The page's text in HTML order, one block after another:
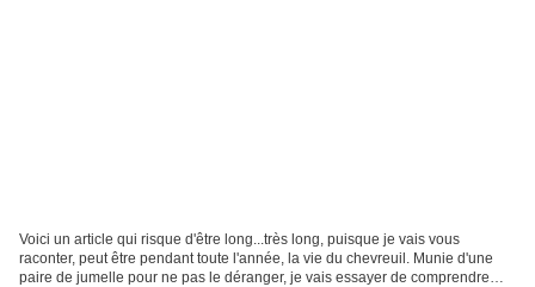
Voici un article qui risque d'être long...très long, puisque je vais vous
raconter, peut être pendant toute l'année, la vie du chevreuil. Munie d'une
paire de jumelle pour ne pas le déranger, je vais essayer de comprendre